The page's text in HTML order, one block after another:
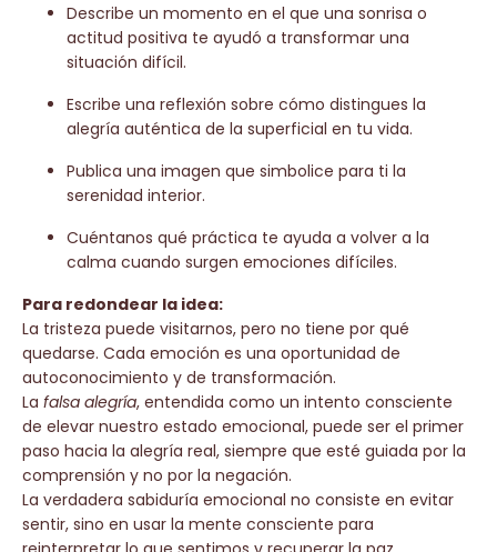
Describe un momento en el que una sonrisa o
actitud positiva te ayudó a transformar una
situación difícil.
Escribe una reflexión sobre cómo distingues la
alegría auténtica de la superficial en tu vida.
Publica una imagen que simbolice para ti la
serenidad interior.
Cuéntanos qué práctica te ayuda a volver a la
calma cuando surgen emociones difíciles.
Para redondear la idea:
La tristeza puede visitarnos, pero no tiene por qué
quedarse. Cada emoción es una oportunidad de
autoconocimiento y de transformación.
La falsa alegría, entendida como un intento consciente
de elevar nuestro estado emocional, puede ser el primer
paso hacia la alegría real, siempre que esté guiada por la
comprensión y no por la negación.
La verdadera sabiduría emocional no consiste en evitar
sentir, sino en usar la mente consciente para